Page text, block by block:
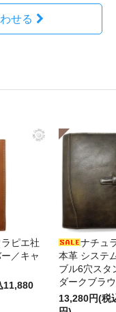
せる
ピエ社
／キャ
11,880
ナチュ
本革 システ
ブル6穴スタ
ダークブラ
13,280円(税